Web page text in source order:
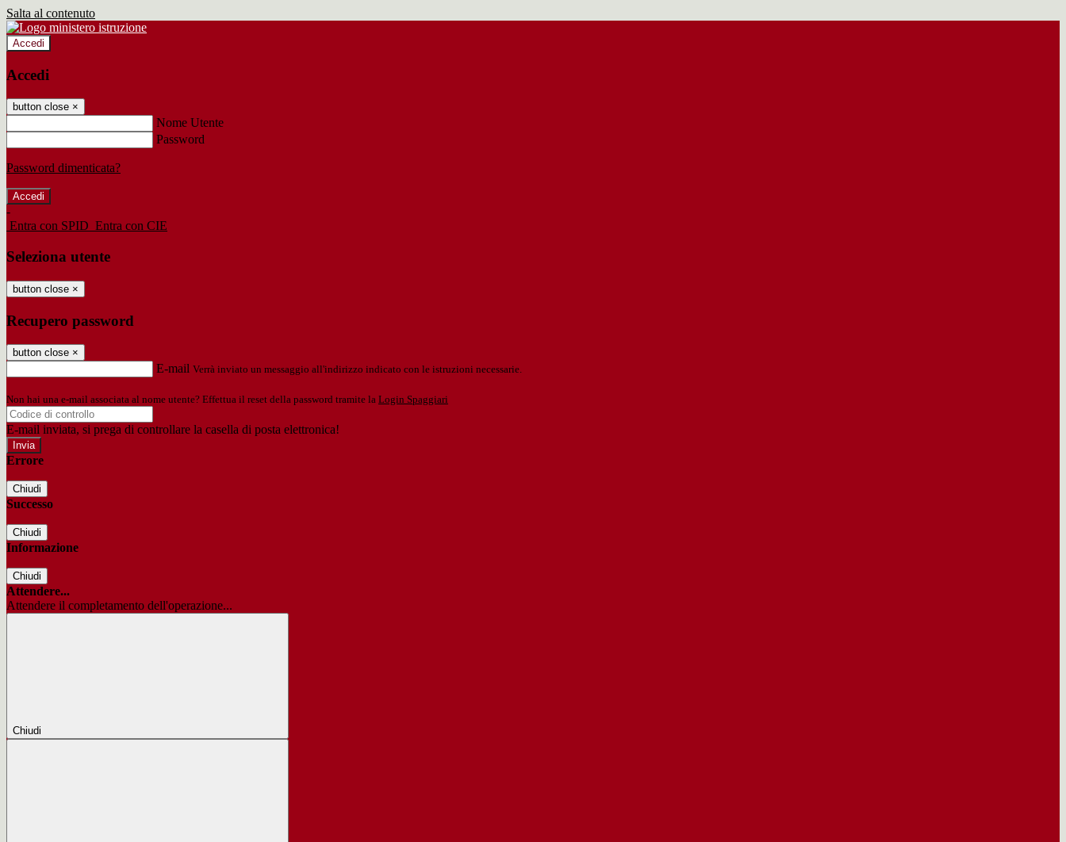
Salta al contenuto
Accedi
Accedi
button close ×
Nome Utente
Password
Password dimenticata?
-
Entra con SPID Entra con CIE
Seleziona utente
button close ×
Recupero password
button close ×
E-mail Verrà inviato un messaggio all'indirizzo indicato con le istruzioni necessarie.
Non hai una e-mail associata al nome utente? Effettua il reset della password tramite la Login Spaggiari
E-mail inviata, si prega di controllare la casella di posta elettronica!
Errore
Chiudi
Successo
Chiudi
Informazione
Chiudi
Attendere...
Attendere il completamento dell'operazione...
Chiudi